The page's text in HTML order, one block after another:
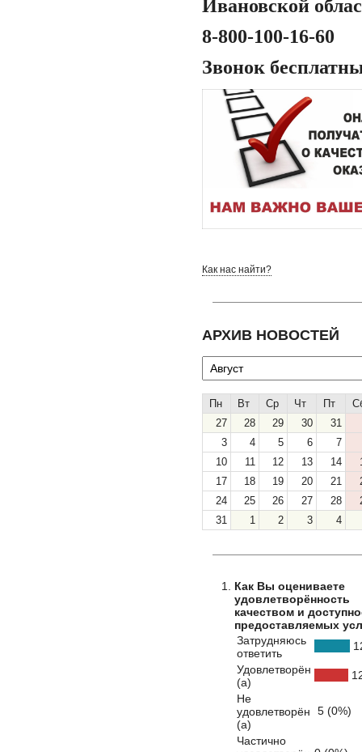
Ивановской
8-800-100-16-60
Звонок
Как нас найти?
АРХИВ НОВОСТЕЙ
Пн Вт Ср Чт Пт
27
28 29 30
31
3
4 5 6
7
10
11 12 13 14
17
18 19 20 21
24
25 26 27 28
31
1 2 3 4
Как Вы оцениваете
удовлетворённость
качеством и
предоставляемых
Затрудняюсь
ответить
Удовлетворён
(а)
Не
удовлетворён
(а)
5 (0%)
Частично